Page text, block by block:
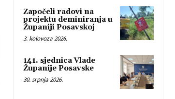
Započeli radovi na
projektu deminiranja u
Županiji Posavskoj
3. kolovoza 2026.
141. sjednica Vlade
Županije Posavske
30. srpnja 2026.